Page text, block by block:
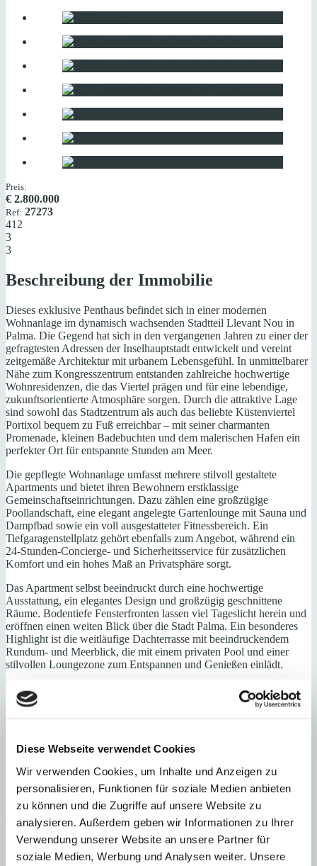
Diese Webseite verwendet Cookies
Wir verwenden Cookies, um Inhalte und Anzeigen zu
personalisieren, Funktionen für soziale Medien anbieten
zu können und die Zugriffe auf unsere Website zu
analysieren. Außerdem geben wir Informationen zu Ihrer
Verwendung unserer Website an unsere Partner für
soziale Medien, Werbung und Analysen weiter. Unsere
Preis:
€ 2.800.000
Ref: 27273
412
3
3
Beschreibung der Immobilie
Dieses exklusive Penthaus befindet sich in einer modernen
Wohnanlage im dynamisch wachsenden Stadtteil Llevant Nou in
Palma. Die Gegend hat sich in den vergangenen Jahren zu einer der
gefragtesten Adressen der Inselhauptstadt entwickelt und vereint
zeitgemäße Architektur mit urbanem Lebensgefühl. In unmittelbarer
Nähe zum Kongresszentrum entstanden zahlreiche hochwertige
Wohnresidenzen, die das Viertel prägen und für eine lebendige,
zukunftsorientierte Atmosphäre sorgen. Durch die attraktive Lage
sind sowohl das Stadtzentrum als auch das beliebte Küstenviertel
Portixol bequem zu Fuß erreichbar – mit seiner charmanten
Promenade, kleinen Badebuchten und dem malerischen Hafen ein
perfekter Ort für entspannte Stunden am Meer.
Die gepflegte Wohnanlage umfasst mehrere stilvoll gestaltete
Apartments und bietet ihren Bewohnern erstklassige
Gemeinschaftseinrichtungen. Dazu zählen eine großzügige
Poollandschaft, eine elegant angelegte Gartenlounge mit Sauna und
Dampfbad sowie ein voll ausgestatteter Fitnessbereich. Ein
Tiefgaragenstellplatz gehört ebenfalls zum Angebot, während ein
24-Stunden-Concierge- und Sicherheitsservice für zusätzlichen
Komfort und ein hohes Maß an Privatsphäre sorgt.
Das Apartment selbst beeindruckt durch eine hochwertige
Ausstattung, ein elegantes Design und großzügig geschnittene
Räume. Bodentiefe Fensterfronten lassen viel Tageslicht herein und
eröffnen einen weiten Blick über die Stadt Palma. Ein besonderes
Highlight ist die weitläufige Dachterrasse mit beeindruckendem
Rundum- und Meerblick, die mit einem privaten Pool und einer
stilvollen Loungezone zum Entspannen und Genießen einlädt.
Für ein angenehmes Wohnklima zu jeder Jahreszeit sorgen eine
moderne Klimaanlage sowie eine Fußbodenheizung.
Wirtschaftsraum/Gästetoilette, überdachte Terrasse
Dachterrasse mit Pool
Garagenplatz
Gäste-WC
Immobilie in Anlage Meerblick
Nähe Strand
Nähe Zentrum
Neubau Swimmingpool
Zentrum
Fußbodenheizung